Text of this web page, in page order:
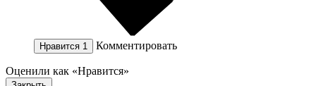
Нравится 1 Комментировать
Оценили как «Нравится»